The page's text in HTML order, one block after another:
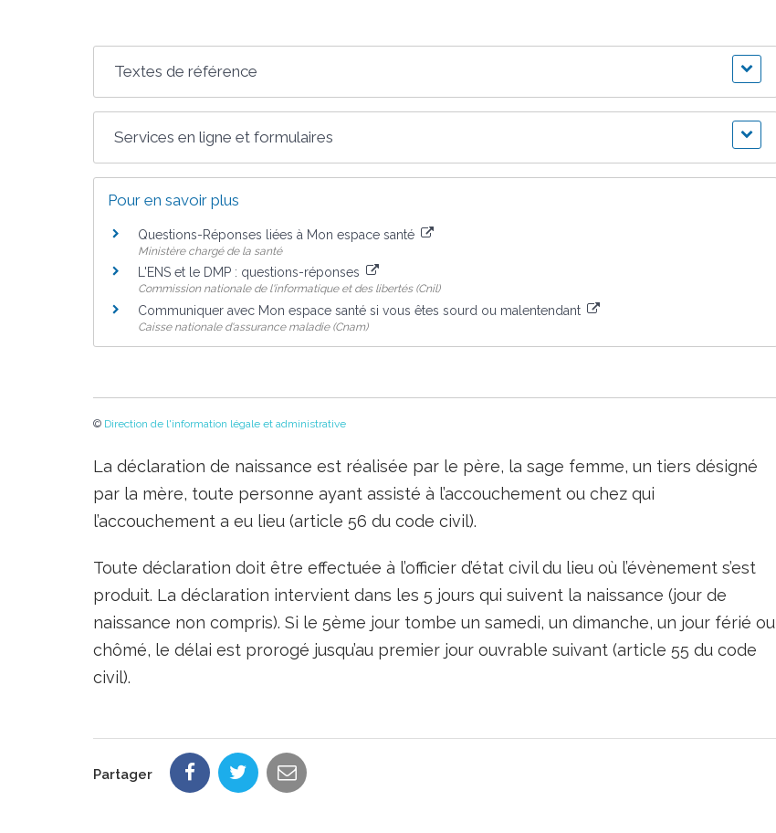
Textes de référence
Services en ligne et formulaires
Pour en savoir plus
Questions-Réponses liées à Mon espace santé
Ministère chargé de la santé
L'ENS et le DMP : questions-réponses
Commission nationale de l'informatique et des libertés (Cnil)
Communiquer avec Mon espace santé si vous êtes sourd ou malentendant
Caisse nationale d'assurance maladie (Cnam)
© Direction de l'information légale et administrative
La déclaration de naissance est réalisée par le père, la sage femme, un tiers désigné
par la mère, toute personne ayant assisté à l’accouchement ou chez qui
l’accouchement a eu lieu (article 56 du code civil).
Toute déclaration doit être effectuée à l’officier d’état civil du lieu où l’évènement s’est
produit. La déclaration intervient dans les 5 jours qui suivent la naissance (jour de
naissance non compris). Si le 5ème jour tombe un samedi, un dimanche, un jour férié ou
chômé, le délai est prorogé jusqu’au premier jour ouvrable suivant (article 55 du code
civil).
Partager